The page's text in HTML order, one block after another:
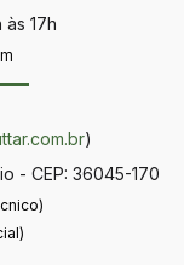
17h
)
- CEP: 36045-170